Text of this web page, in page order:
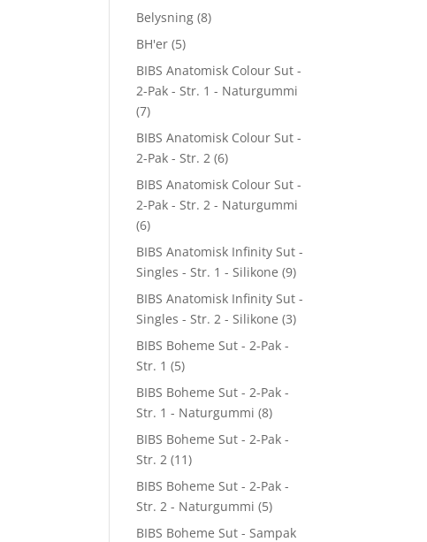
Belysning (8)
BH'er (5)
BIBS Anatomisk Colour Sut -
2-Pak - Str. 1 - Naturgummi
(7)
BIBS Anatomisk Colour Sut -
2-Pak - Str. 2 (6)
BIBS Anatomisk Colour Sut -
2-Pak - Str. 2 - Naturgummi
(6)
BIBS Anatomisk Infinity Sut -
Singles - Str. 1 - Silikone (9)
BIBS Anatomisk Infinity Sut -
Singles - Str. 2 - Silikone (3)
BIBS Boheme Sut - 2-Pak -
Str. 1 (5)
BIBS Boheme Sut - 2-Pak -
Str. 1 - Naturgummi (8)
BIBS Boheme Sut - 2-Pak -
Str. 2 (11)
BIBS Boheme Sut - 2-Pak -
Str. 2 - Naturgummi (5)
BIBS Boheme Sut - Sampak